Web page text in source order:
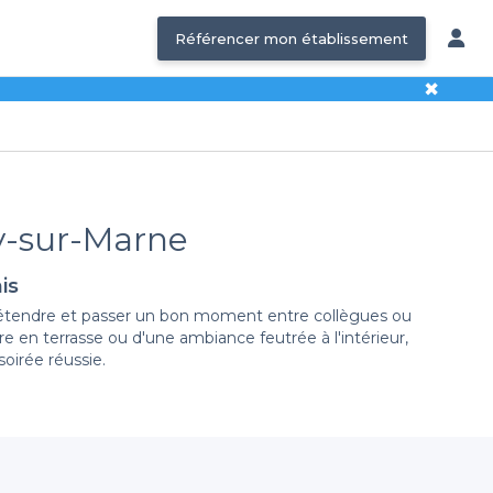
Référencer mon établissement
✖
sur-Marne
et passer un bon moment entre collègues ou
en terrasse ou d'une ambiance feutrée à l'intérieur,
réussie.